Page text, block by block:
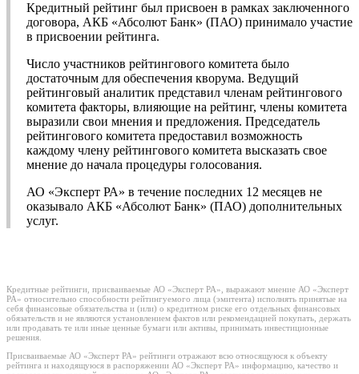
Кредитный рейтинг был присвоен в рамках заключенного
договора, АКБ «Абсолют Банк» (ПАО) принимало участие
в присвоении рейтинга.
Число участников рейтингового комитета было
достаточным для обеспечения кворума. Ведущий
рейтинговый аналитик представил членам рейтингового
комитета факторы, влияющие на рейтинг, члены комитета
выразили свои мнения и предложения. Председатель
рейтингового комитета предоставил возможность
каждому члену рейтингового комитета высказать свое
мнение до начала процедуры голосования.
АО «Эксперт РА» в течение последних 12 месяцев не
оказывало АКБ «Абсолют Банк» (ПАО) дополнительных
услуг.
Кредитные рейтинги, присваиваемые АО «Эксперт РА», выражают мнение АО «Эксперт
РА» относительно способности рейтингуемого лица (эмитента) исполнять принятые на
себя финансовые обязательства и (или) о кредитном риске его отдельных финансовых
обязательств и не являются установлением фактов или рекомендацией покупать, держать
или продавать те или иные ценные бумаги или активы, принимать инвестиционные
решения.
Присваиваемые АО «Эксперт РА» рейтинги отражают всю относящуюся к объекту
рейтинга и находящуюся в распоряжении АО «Эксперт РА» информацию, качество и